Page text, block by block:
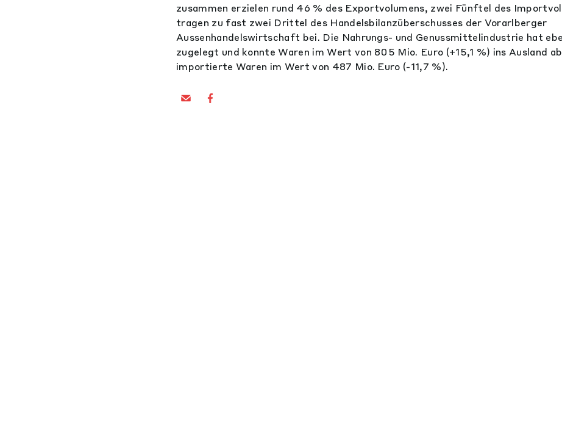
zusammen erzielen rund 46 % des Exportvolumens, zwei Fünftel des
tragen zu fast zwei Drittel des Handelsbilanzüberschusses der Vorarlberger
Aussenhandelswirtschaft bei. Die Nahrungs- und Genussmittelindustrie hat
zugelegt und konnte Waren im Wert von 805 Mio. Euro (+15,1 %) ins Ausland
importierte Waren im Wert von 487 Mio. Euro (-11,7 %).